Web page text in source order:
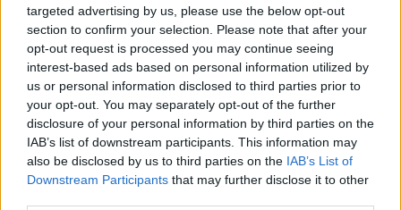
targeted advertising by us, please use the below opt-out
section to confirm your selection. Please note that after your
opt-out request is processed you may continue seeing
interest-based ads based on personal information utilized by
us or personal information disclosed to third parties prior to
your opt-out. You may separately opt-out of the further
disclosure of your personal information by third parties on the
IAB’s list of downstream participants. This information may
also be disclosed by us to third parties on the IAB’s List of
Downstream Participants that may further disclose it to other
Recomandările noastre